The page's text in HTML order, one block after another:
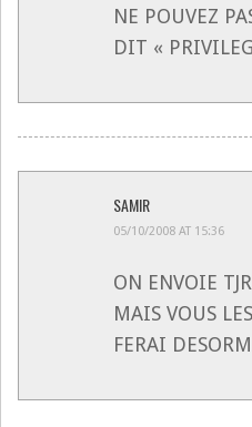
NE POUVEZ
DIT «
SAMIR
05/10/2008 AT 15:36
ON ENVOIE
MAIS VOUS
FERAI